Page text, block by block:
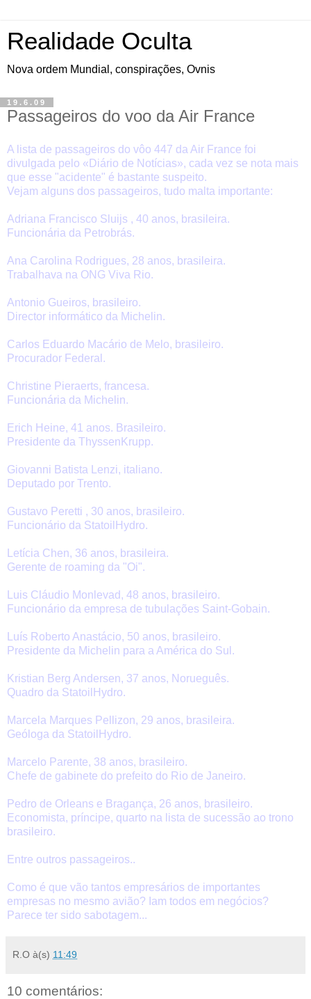
Realidade Oculta
Nova ordem Mundial, conspirações, Ovnis
19.6.09
Passageiros do voo da Air France
A lista de passageiros do vôo 447 da Air France foi
divulgada pelo «Diário de Notícias», cada vez se nota mais
que esse "acidente" é bastante suspeito.
Vejam alguns dos passageiros, tudo malta importante:
Adriana Francisco Sluijs , 40 anos, brasileira.
Funcionária da Petrobrás.
Ana Carolina Rodrigues, 28 anos, brasileira.
Trabalhava na ONG Viva Rio.
Antonio Gueiros, brasileiro.
Director informático da Michelin.
Carlos Eduardo Macário de Melo, brasileiro.
Procurador Federal.
Christine Pieraerts, francesa.
Funcionária da Michelin.
Erich Heine, 41 anos. Brasileiro.
Presidente da ThyssenKrupp.
Giovanni Batista Lenzi, italiano.
Deputado por Trento.
Gustavo Peretti , 30 anos, brasileiro.
Funcionário da StatoilHydro.
Letícia Chen, 36 anos, brasileira.
Gerente de roaming da "Oi".
Luis Cláudio Monlevad, 48 anos, brasileiro.
Funcionário da empresa de tubulações Saint-Gobain.
Luís Roberto Anastácio, 50 anos, brasileiro.
Presidente da Michelin para a América do Sul.
Kristian Berg Andersen, 37 anos, Norueguês.
Quadro da StatoilHydro.
Marcela Marques Pellizon, 29 anos, brasileira.
Geóloga da StatoilHydro.
Marcelo Parente, 38 anos, brasileiro.
Chefe de gabinete do prefeito do Rio de Janeiro.
Pedro de Orleans e Bragança, 26 anos, brasileiro.
Economista, príncipe, quarto na lista de sucessão ao trono
brasileiro.
Entre outros passageiros..
Como é que vão tantos empresários de importantes
empresas no mesmo avião? Iam todos em negócios?
Parece ter sido sabotagem...
R.O à(s) 11:49
10 comentários: